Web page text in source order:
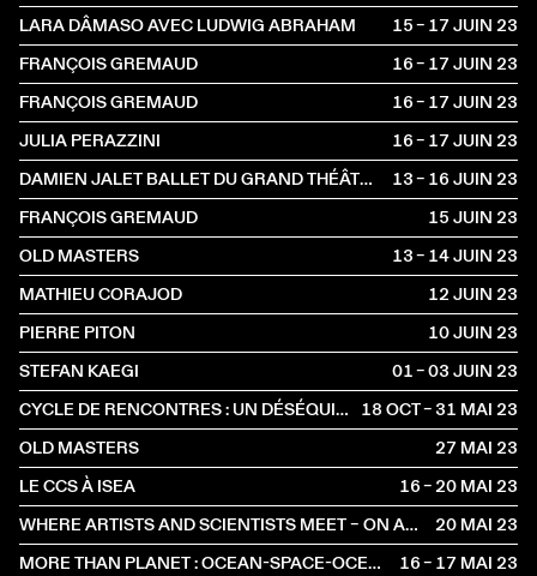
LARA DÂMASO AVEC LUDWIG ABRAHAM
15 – 17 JUIN2023
FRANÇOIS GREMAUD
16 – 17 JUIN2023
FRANÇOIS GREMAUD
16 – 17 JUIN2023
JULIA PERAZZINI
16 – 17 JUIN2023
DAMIEN JALET BALLET DU GRAND THÉÂTRE DE GENÈVE
13 – 16 JUIN2023
FRANÇOIS GREMAUD
15 JUIN2023
OLD MASTERS
13 – 14 JUIN2023
MATHIEU CORAJOD
12 JUIN2023
PIERRE PITON
10 JUIN2023
STEFAN KAEGI
01 – 03 JUIN2023
CYCLE DE RENCONTRES : UN DÉSÉQUILIBRE PRÉCIS 18 OCT – 31 MAI2023
OLD MASTERS
27 MAI2023
LE CCS À ISEA
16 – 20 MAI2023
WHERE ARTISTS AND SCIENTISTS MEET – ON ARTISTIC RESEARCH AND SCIENTIFIC CREATIVITY
20 MAI2023
MORE THAN PLANET : OCEAN-SPACE-OCEAN EDITION
16 – 17 MAI2023